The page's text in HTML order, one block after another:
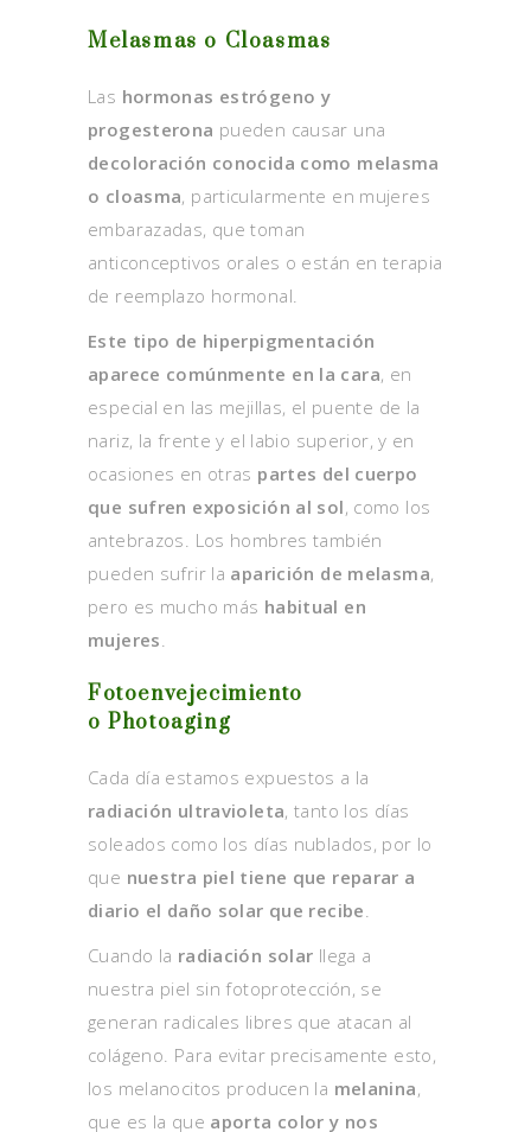
Melasmas o Cloasmas
Las hormonas estrógeno y
progesterona pueden causar una
decoloración conocida como melasma
o cloasma, particularmente en mujeres
embarazadas, que toman
anticonceptivos orales o están en terapia
de reemplazo hormonal.
Este tipo de hiperpigmentación
aparece comúnmente en la cara, en
especial en las mejillas, el puente de la
nariz, la frente y el labio superior, y en
ocasiones en otras partes del cuerpo
que sufren exposición al sol, como los
antebrazos. Los hombres también
pueden sufrir la aparición de melasma,
pero es mucho más habitual en
mujeres.
Fotoenvejecimiento
o Photoaging
Cada día estamos expuestos a la
radiación ultravioleta, tanto los días
soleados como los días nublados, por lo
que nuestra piel tiene que reparar a
diario el daño solar que recibe.
Cuando la radiación solar llega a
nuestra piel sin fotoprotección, se
generan radicales libres que atacan al
colágeno. Para evitar precisamente esto,
los melanocitos producen la melanina,
que es la que aporta color y nos